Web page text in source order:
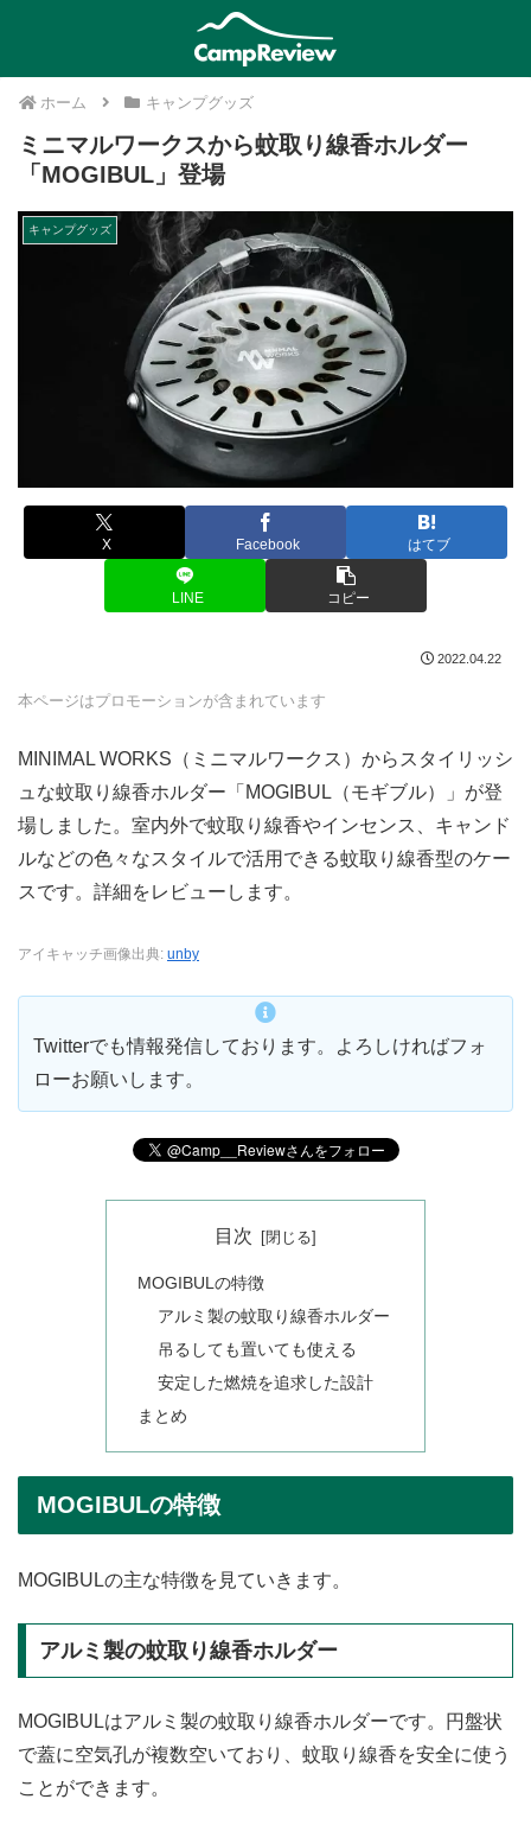
ホーム キャンプグッズ
ミニマルワークスから蚊取り線香ホルダー
「MOGIBUL」登場
キャンプグッズ
X Facebook はてブ
LINE コピー
2022.04.22
本ページはプロモーションが含まれています
MINIMAL WORKS（ミニマルワークス）からスタイリッシ
ュな蚊取り線香ホルダー「MOGIBUL（モギブル）」が登
場しました。室内外で蚊取り線香やインセンス、キャンド
ルなどの色々なスタイルで活用できる蚊取り線香型のケー
スです。詳細をレビューします。
アイキャッチ画像出典: unby
Twitterでも情報発信しております。よろしければフォ
ローお願いします。
目次
MOGIBULの特徴
アルミ製の蚊取り線香ホルダー
吊るしても置いても使える
安定した燃焼を追求した設計
まとめ
MOGIBULの特徴
MOGIBULの主な特徴を見ていきます。
アルミ製の蚊取り線香ホルダー
MOGIBULはアルミ製の蚊取り線香ホルダーです。円盤状
で蓋に空気孔が複数空いており、蚊取り線香を安全に使う
ことができます。